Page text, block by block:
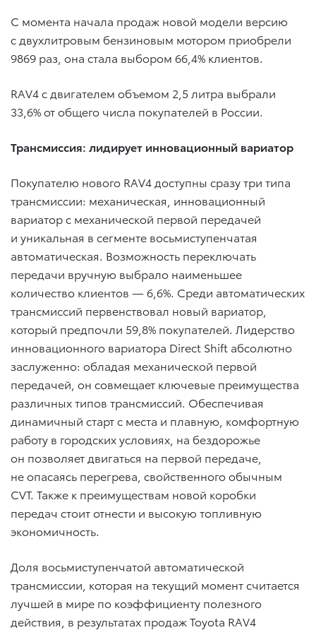
С момента начала продаж новой модели версию
с двухлитровым бензиновым мотором приобрели
9869 раз, она стала выбором 66,4% клиентов.
RAV4 с двигателем объемом 2,5 литра выбрали
33,6% от общего числа покупателей в России.
Трансмиссия: лидирует инновационный вариатор
Покупателю нового RAV4 доступны сразу три типа
трансмиссии: механическая, инновационный
вариатор с механической первой передачей
и уникальная в сегменте восьмиступенчатая
автоматическая. Возможность переключать
передачи вручную выбрало наименьшее
количество клиентов — 6,6%. Среди автоматических
трансмиссий первенствовал новый вариатор,
который предпочли 59,8% покупателей. Лидерство
инновационного вариатора Direct Shift абсолютно
заслуженно: обладая механической первой
передачей, он совмещает ключевые преимущества
различных типов трансмиссий. Обеспечивая
динамичный старт с места и плавную, комфортную
работу в городских условиях, на бездорожье
он позволяет двигаться на первой передаче,
не опасаясь перегрева, свойственного обычным
CVT. Также к преимуществам новой коробки
передач стоит отнести и высокую топливную
экономичность.
Доля восьмиступенчатой автоматической
трансмиссии, которая на текущий момент считается
лучшей в мире по коэффициенту полезного
действия, в результатах продаж Toyota RAV4